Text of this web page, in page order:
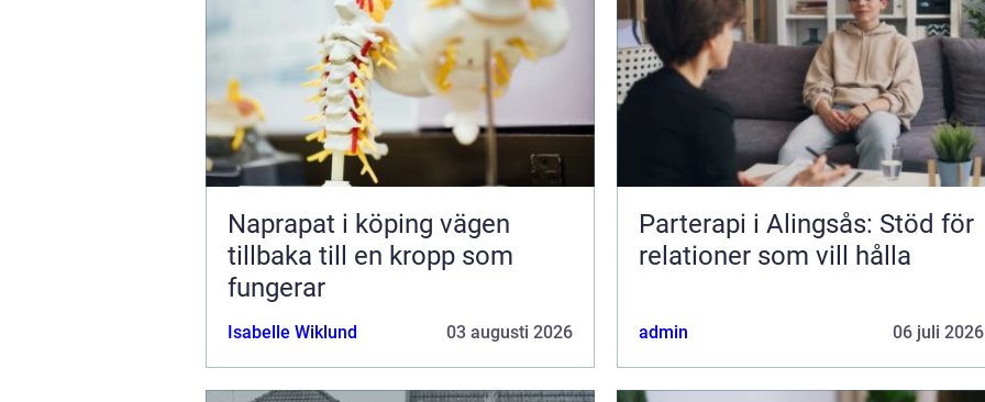
Naprapat i köping vägen
tillbaka till en kropp som
fungerar
Isabelle Wiklund 03 augusti 2026
Parterapi i Alingsås: Stöd för
relationer som vill hålla
admin 06 juli 2026